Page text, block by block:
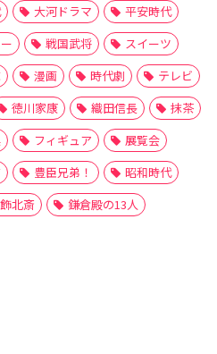
大河ドラマ
平安時代
戦国武将
スイーツ
漫画 時代劇
テレビ
徳川家康 織田信長
抹茶
フィギュア
展覧会
豊臣兄弟！
昭和時代
北斎 鎌倉殿の13人